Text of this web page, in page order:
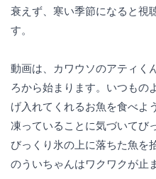
衰えず、寒い季節になると視
す。
動画は、カワウソのアティく
ろから始まります。いつもの
げ入れてくれるお魚を食べよ
凍っていることに気づいてび
びっくり氷の上に落ちた魚を
のういちゃんはワクワクが止